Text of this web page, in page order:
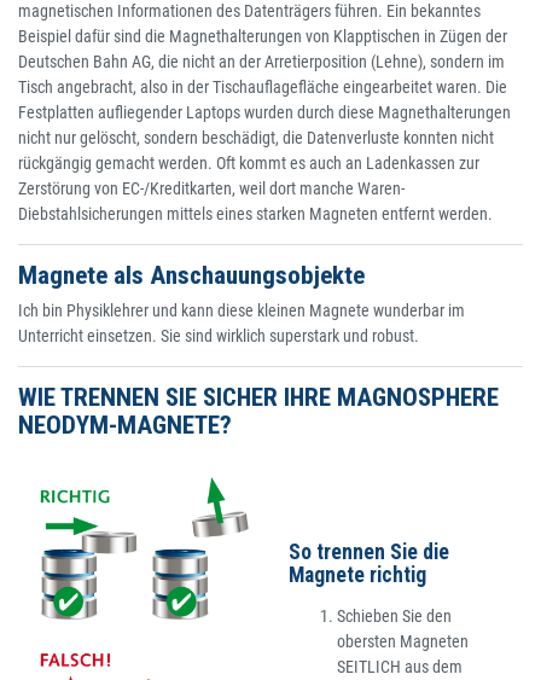
magnetischen Informationen des Datenträgers führen. Ein bekanntes
Beispiel dafür sind die Magnethalterungen von Klapptischen in Zügen der
Deutschen Bahn AG, die nicht an der Arretierposition (Lehne), sondern im
Tisch angebracht, also in der Tischauflagefläche eingearbeitet waren. Die
Festplatten aufliegender Laptops wurden durch diese Magnethalterungen
nicht nur gelöscht, sondern beschädigt, die Datenverluste konnten nicht
rückgängig gemacht werden. Oft kommt es auch an Ladenkassen zur
Zerstörung von EC-/Kreditkarten, weil dort manche Waren-
Diebstahlsicherungen mittels eines starken Magneten entfernt werden.
Magnete als Anschauungsobjekte
Ich bin Physiklehrer und kann diese kleinen Magnete wunderbar im
Unterricht einsetzen. Sie sind wirklich superstark und robust.
WIE TRENNEN SIE SICHER IHRE MAGNOSPHERE
NEODYM-MAGNETE?
So trennen Sie die
Magnete richtig
Schieben Sie den
obersten Magneten
SEITLICH aus dem